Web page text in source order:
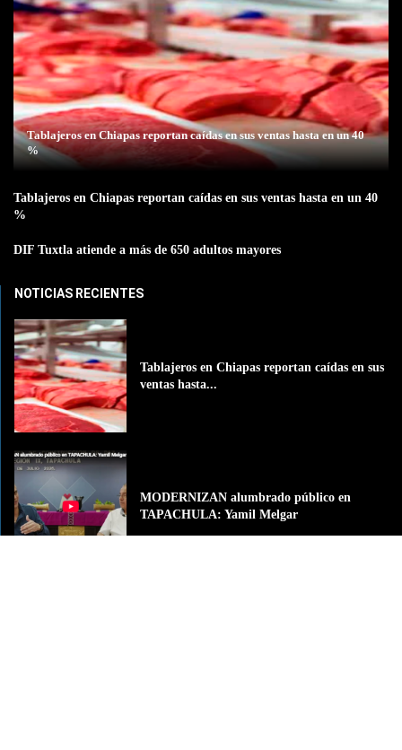
Tablajeros en Chiapas reportan caídas en sus ventas hasta en un 40
%
Tablajeros en Chiapas reportan caídas en sus ventas hasta en un 40
%
DIF Tuxtla atiende a más de 650 adultos mayores
NOTICIAS RECIENTES
Tablajeros en Chiapas reportan caídas en sus
ventas hasta...
MODERNIZAN alumbrado público en
TAPACHULA: Yamil Melgar